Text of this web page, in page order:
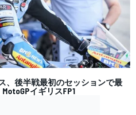
、後半戦最初のセッションで最
イギリスFP1